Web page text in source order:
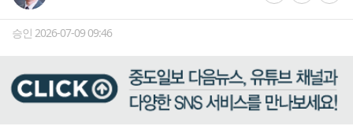
승인 2026-07-09 09:46